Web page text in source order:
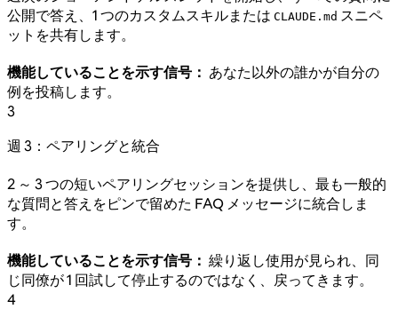
公開で答え、1 つのカスタムスキルまたは CLAUDE.md スニペ
ットを共有します。
機能していることを示す信号： あなた以外の誰かが自分の
例を投稿します。
3
週 3：ペアリングと統合
2 ～ 3 つの短いペアリングセッションを提供し、最も一般的
な質問と答えをピンで留めた FAQ メッセージに統合しま
す。
機能していることを示す信号： 繰り返し使用が見られ、同
じ同僚が 1 回試して停止するのではなく、戻ってきます。
4